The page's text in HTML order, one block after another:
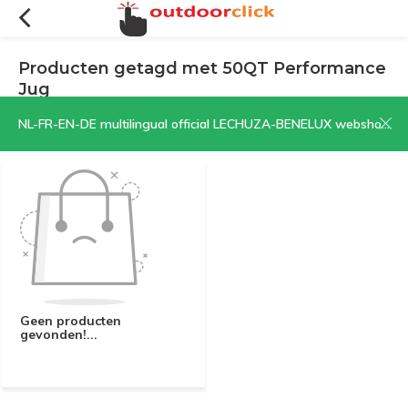
NL-FR-EN-DE multilingual official LECHUZA-BENELUX webshop | CLICK HERE NOW!
Producten getagd met 50QT Performance
Jug
Filters Sorteren op:
Geen producten
gevonden!...